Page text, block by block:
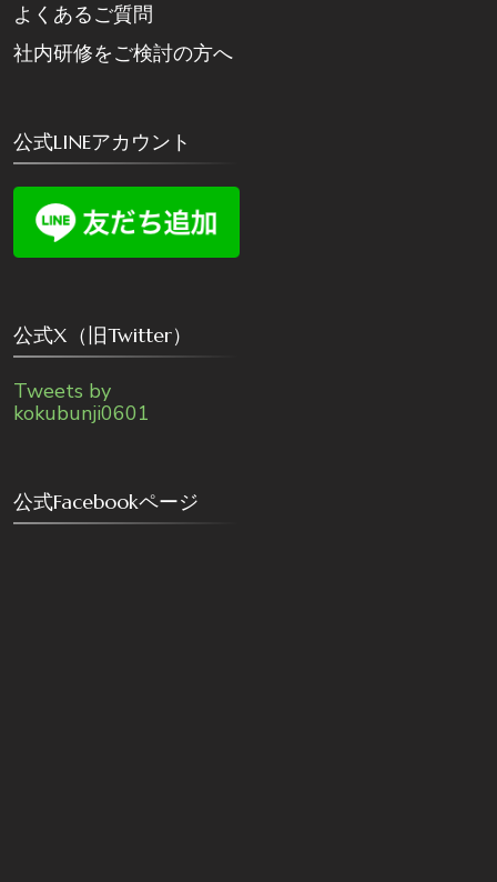
よくあるご質問
社内研修をご検討の方へ
公式LINEアカウント
公式X（旧Twitter）
Tweets by
kokubunji0601
公式Facebookページ